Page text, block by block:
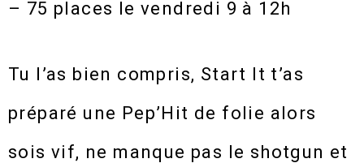
– 75 places le vendredi 9 à 12h
Tu l’as bien compris, Start It t’as
préparé une Pep’Hit de folie alors
sois vif, ne manque pas le shotgun et